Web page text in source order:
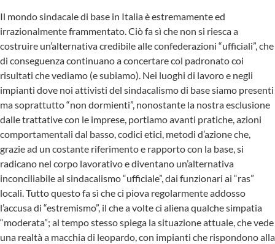
Il mondo sindacale di base in Italia è estremamente ed
irrazionalmente frammentato. Ciò fa sì che non si riesca a
costruire un’alternativa credibile alle confederazioni “ufficiali”, che
di conseguenza continuano a concertare col padronato coi
risultati che vediamo (e subiamo). Nei luoghi di lavoro e negli
impianti dove noi attivisti del sindacalismo di base siamo presenti
ma soprattutto “non dormienti”, nonostante la nostra esclusione
dalle trattative con le imprese, portiamo avanti pratiche, azioni
comportamentali dal basso, codici etici, metodi d’azione che,
grazie ad un costante riferimento e rapporto con la base, si
radicano nel corpo lavorativo e diventano un’alternativa
inconciliabile al sindacalismo “ufficiale”, dai funzionari ai “ras”
locali. Tutto questo fa sì che ci piova regolarmente addosso
l’accusa di “estremismo”, il che a volte ci aliena qualche simpatia
“moderata”; al tempo stesso spiega la situazione attuale, che vede
una realtà a macchia di leopardo, con impianti che rispondono alla